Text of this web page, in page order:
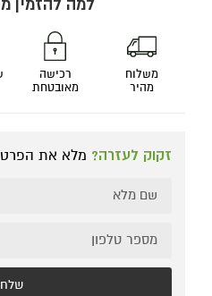
למה להזמין
משלוח
מהיר
רכישה
מאובטחת
זקוק לעזרה? מלא את
שלח